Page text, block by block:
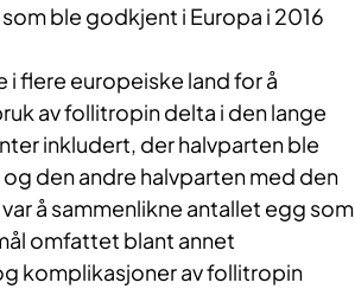
ble godkjent i Europa i 2016
i flere europeiske land for å
av follitropin delta i den lange
inkludert, der halvparten ble
den andre halvparten med den
å sammenlikne antallet egg som
omfattet blant annet
komplikasjoner av follitropin